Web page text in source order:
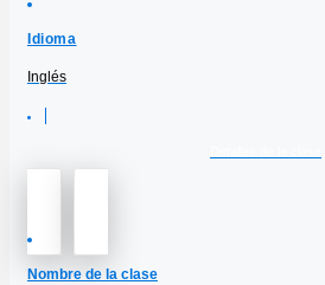
Idioma
Inglés
Nombre de la clase